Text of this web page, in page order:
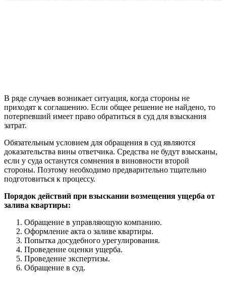
В ряде случаев возникает ситуация, когда стороны не
приходят к соглашению. Если общее решение не найдено, то
потерпевший имеет право обратиться в суд для взыскания
затрат.
Обязательным условием для обращения в суд являются
доказательства вины ответчика. Средства не будут взысканы,
если у суда останутся сомнения в виновности второй
стороны. Поэтому необходимо предварительно тщательно
подготовиться к процессу.
Порядок действий при взыскании возмещения ущерба от
залива квартиры:
Обращение в управляющую компанию.
Оформление акта о заливе квартиры.
Попытка досудебного урегулирования.
Проведение оценки ущерба.
Проведение экспертизы.
Обращение в суд.